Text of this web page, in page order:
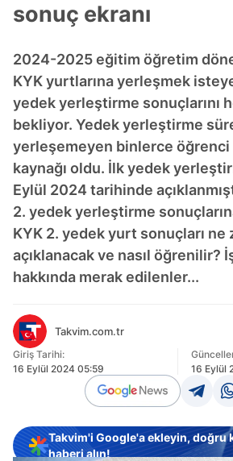
sonuç ekranı
2024-2025 eğitim öğretim
KYK yurtlarına yerleşmek
yedek yerleştirme sonuçlarını
bekliyor. Yedek yerleştirme
yerleşemeyen binlerce öğrenci
kaynağı oldu. İlk yedek
Eylül 2024 tarihinde
2. yedek yerleştirme
KYK 2. yedek yurt sonuçları ne
açıklanacak ve nasıl öğrenilir?
hakkında merak edilenler...
Takvim.com.tr
Giriş Tarihi:
16 Eylül 2024 05:59
16 Eylül
Takvim'i Google'a ekleyin, doğru
haberi alın!